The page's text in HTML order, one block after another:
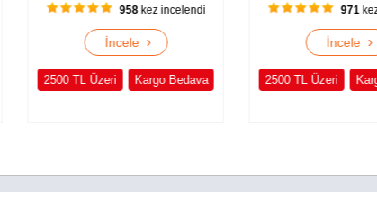
958kez incelendi
İncele
TL Üzeri Kargo Bedava
971kez incelendi
İncele
2500 TL Üzeri Kargo Bedava